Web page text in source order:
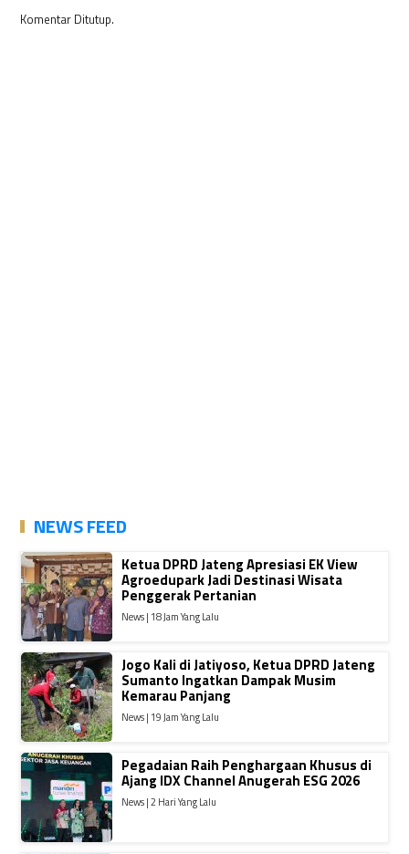
Komentar Ditutup.
NEWS FEED
Ketua DPRD Jateng Apresiasi EK View
Agroedupark Jadi Destinasi Wisata
Penggerak Pertanian
News | 18 Jam Yang Lalu
Jogo Kali di Jatiyoso, Ketua DPRD Jateng
Sumanto Ingatkan Dampak Musim
Kemarau Panjang
News | 19 Jam Yang Lalu
Pegadaian Raih Penghargaan Khusus di
Ajang IDX Channel Anugerah ESG 2026
News | 2 Hari Yang Lalu